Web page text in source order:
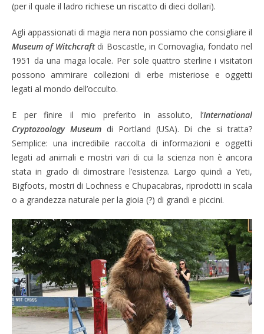
(per il quale il ladro richiese un riscatto di dieci dollari).
Agli appassionati di magia nera non possiamo che consigliare il
Museum of Witchcraftdi Boscastle, in Cornovaglia, fondato nel
1951 da una maga locale. Per sole quattro sterline i visitatori
possono ammirare collezioni di erbe misteriose e oggetti
legati al mondo dell’occulto.
E per finire il mio preferito in assoluto, l’International
Cryptozoology Museumdi Portland (USA). Di che si tratta?
Semplice: una incredibile raccolta di informazioni e oggetti
legati ad animali e mostri vari di cui la scienza non è ancora
stata in grado di dimostrare l’esistenza. Largo quindi a Yeti,
Bigfoots, mostri di Lochness e Chupacabras, riprodotti in scala
o a grandezza naturale per la gioia (?) di grandi e piccini.